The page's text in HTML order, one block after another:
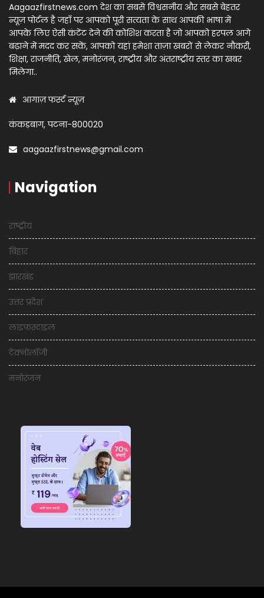
Aagaazfirstnews.com देश का सबसे विश्वसनीय और सबसे बेहतर
न्यूज़ पोर्टल है जहाँ पर आपको पूरी सत्यता के साथ आपकी भाषा में
आपके लिए ऐसी कंटेंट देने की कोशिश करता है जो आपको हरपल आगे
बढ़ाने में मदद कर सकें, आपको यहां हमेशा ताज़ा खबरों से लेकर नौकरी,
शिक्षा, राजनीति, खेल, मनोरंजन, राष्ट्रीय और अंतराष्ट्रीय स्तर का खबर
मिलेगा..
आगाज़ फर्स्ट न्यूज़
कंकड़बाग, पटना-800020
aagaazfirstnews@gmail.com
Navigation
राष्ट्रीय
बिहार
झारखंड
उत्तर प्रदेश
लाइफस्टाइल
टेक्नोलॉजी
मनोरंजन